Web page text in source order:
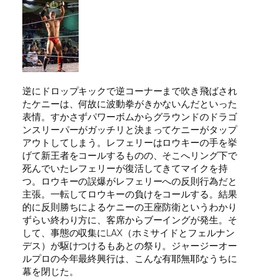
逆にドロップキックで逆コーナーまで吹き飛ばされ
たケニーは、何故に波動拳がきかないんだといった
表情。すかさずパワーボムからグラウンドのドラゴ
ンスリーパーがガッチリと決まってケニーがタップ
アウトしてしまう。レフェリーはロウキーの手を挙
げて新王者をコールするものの、そこへリング下で
死んでいたレフェリーが復活してきてマイクを持
つ。ロウキーの誤爆がレフェリーへの反則行為だと
主張。一転してロウキーの負けをコールする。結果
的に反則勝ちによるケニーの王座防衛というわかり
ずらい終わり方に、客席からブーイングが発生。そ
して、事態の収集にLAX（ホミサイドとフェルナン
デス）が駆けつけるもあとの祭り。ジャージーオー
ルプロの今年最終興行は、こんな有耶無耶なうちに
幕を閉じた。